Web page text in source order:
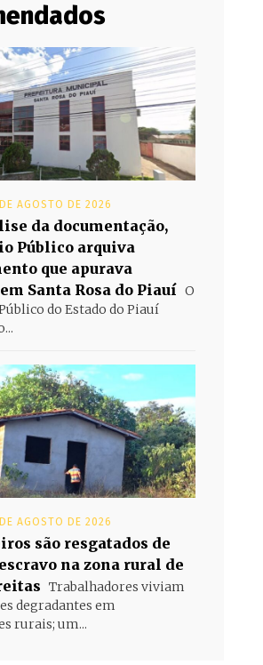
AGOSTO DE 2026
da documentação,
Público arquiva
que apurava
Santa Rosa do Piauí O
do Estado do Piauí
AGOSTO DE 2026
são resgatados de
na zona rural de
Trabalhadores viviam
degradantes em
rurais; um...